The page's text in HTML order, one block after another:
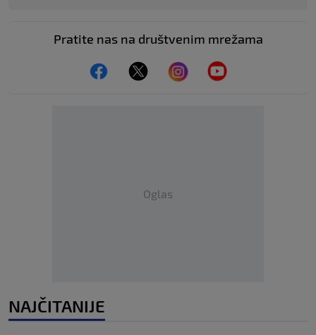
Pratite nas na društvenim mrežama
Oglas
NAJČITANIJE